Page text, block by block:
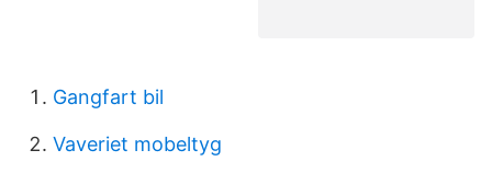
Gangfart bil
Vaveriet mobeltyg